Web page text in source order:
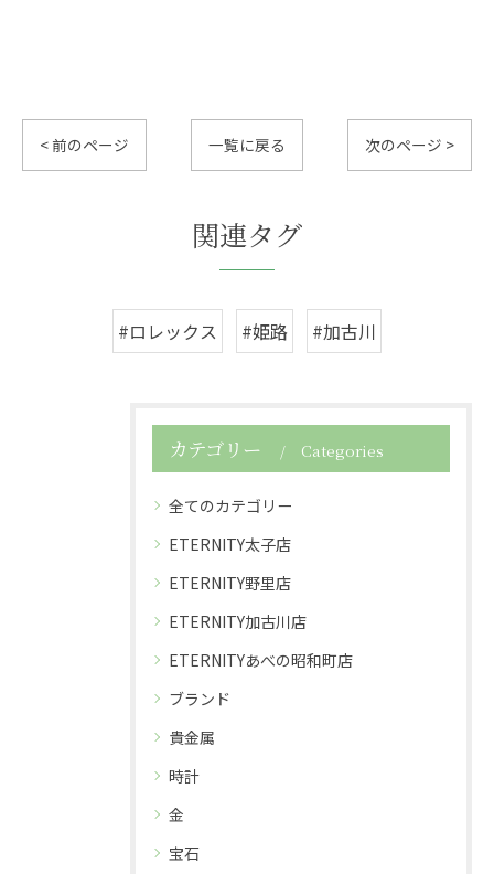
< 前のページ 一覧に戻る 次のページ >
関連タグ
#ロレックス #姫路 #加古川
カテゴリー Categories
全てのカテゴリー
ETERNITY太子店
ETERNITY野里店
ETERNITY加古川店
ETERNITYあべの昭和町店
ブランド
貴金属
時計
金
宝石